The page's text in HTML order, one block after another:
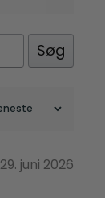
Søg
29. juni 2026